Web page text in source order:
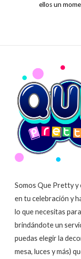
ellos un
Somos Que Pretty
en tu celebración y
lo que necesitas
brindándote un
puedas elegir la
mesa, luces y más)